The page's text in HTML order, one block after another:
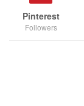
Pinterest
Followers